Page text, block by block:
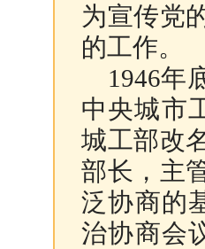
为宣传党
的工作。
1946年
中央城市
城工部改
部长，主
泛协商的
治协商会